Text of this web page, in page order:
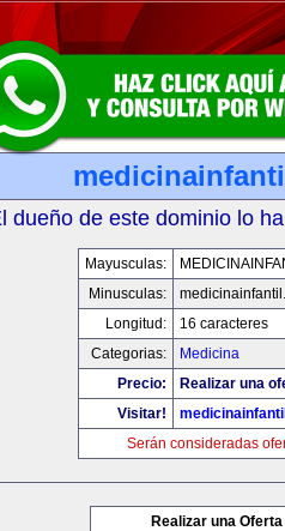
dueño de este dominio lo
Mayusculas:
Minusculas:
Longitud:
16 caracteres
Categorias:
Medicina
Precio:
Realizar una
Visitar!
Serán consideradas
Realizar una Oferta